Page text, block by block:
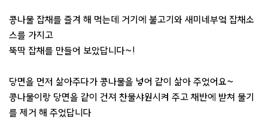
콩나물 잡채를 즐겨 해 먹는데 거기에 불고기와 새미네부엌 잡채소
스를 가지고
뚝딱 잡채를 만들어 보았답니다~!
당면을 먼저 삶아주다가 콩나물을 넣어 같이 삶아 주었어요~
콩나물이랑 당면을 같이 건져 찬물샤원시켜 주고 채반에 받쳐 물기
를 제거 해 주었답니다